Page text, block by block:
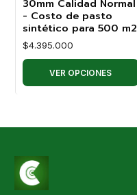
30mm Calidad Normal
- Costo de pasto
sintético para 500 m2
$4.395.000
VER OPCIONES